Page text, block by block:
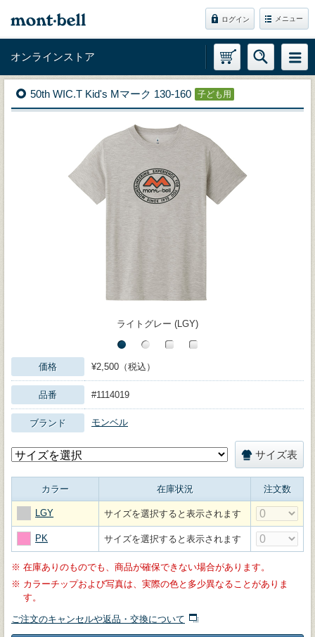
ログイン メニュー
オンラインストア
50th WIC.T Kid's Mマーク 130-160 子ども用
ライトグレー (LGY)
価格 ¥2,500（税込）
品番 #1114019
ブランド モンベル
サイズ表
カラー 在庫状況 注文数
LGY サイズを選択すると表示されます
PK サイズを選択すると表示されます
※ 在庫ありのものでも、商品が確保できない場合があります。
※ カラーチップおよび写真は、実際の色と多少異なることがありま
す。
ご注文のキャンセルや返品・交換について